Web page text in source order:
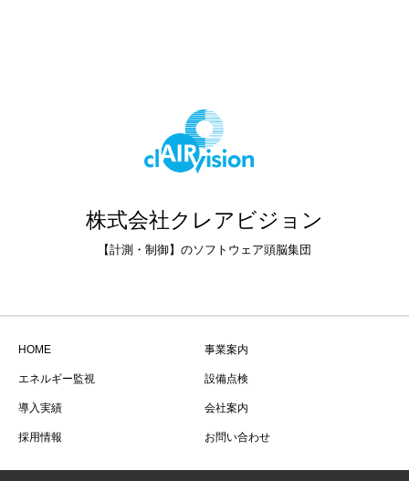
株式会社クレアビジョン
【計測・制御】のソフトウェア頭脳集団
HOME 事業案内
エネルギー監視 設備点検
導入実績 会社案内
採用情報 お問い合わせ